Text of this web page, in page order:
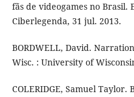
fãs de videogames no Brasil.
Ciberlegenda, 31 jul. 2013.
BORDWELL, David.
Wisc. : University of
COLERIDGE, Samuel